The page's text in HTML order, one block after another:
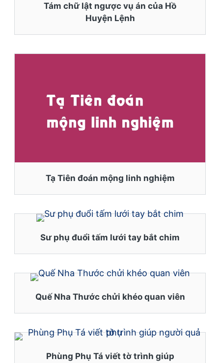
Tám chữ lật ngược vụ án của Hồ
Huyện Lệnh
Tạ Tiên đoán mộng linh nghiệm
Sư phụ đuổi tấm lưới tay bắt chim
Quế Nha Thước chửi khéo quan viên
Phùng Phụ Tá viết tờ trình giúp